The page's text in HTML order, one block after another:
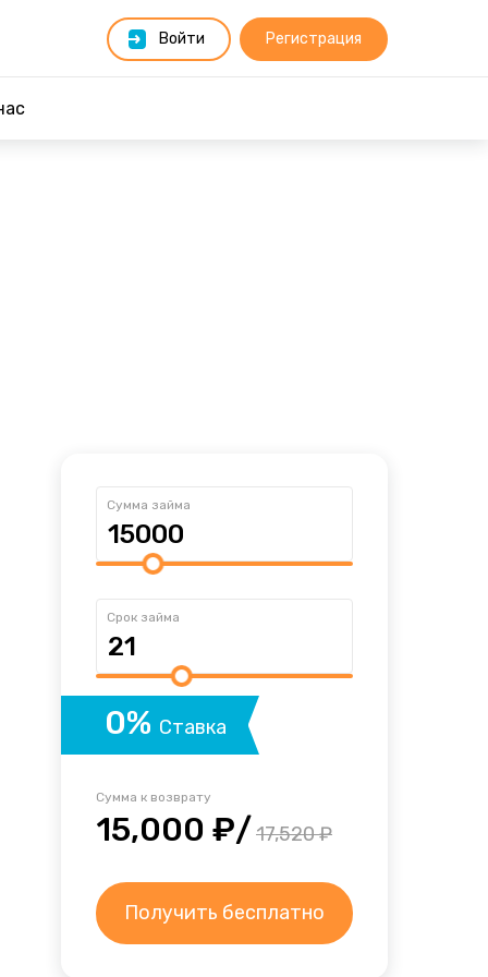
Войти Регистрация
Сумма займа
Срок займа
0% Ставка
Сумма к возврату
15,000 ₽/17,520 ₽
Получить бесплатно